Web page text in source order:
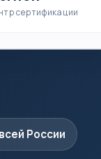
сертификации
России